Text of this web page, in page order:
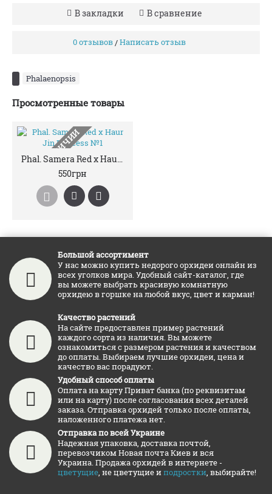
В закладки В сравнение
0 отзывов/Написать отзыв
Phalaenopsis
Просмотренные товары
НЕТ В НАЛИЧИИ
Phal. Samera Red x Haur Jin Princess №1
550грн
Большой ассортимент
У нас можно купить недорого орхидеи онлайн из
всех уголков мира. Удобный сайт-каталог, где
вы можете выбрать красивую комнатную
орхидею в горшке на любой вкус, цвет и карман!
Качество растений
На сайте предоставлен пример растений
каждого сорта из наличия. Вы можете
ознакомиться с размером растения и качеством
до оплаты. Выбираем лучшие орхидеи, цена и
качество вас порадуют.
Удобный способ оплаты
Оплата на карту Приват банка (по реквизитам
или на карту) после согласования всех деталей
заказа. Отправка орхидей только после оплаты,
наложенного платежа нет.
Отправка по всей Украине
Надежная упаковка, доставка почтой,
перевозчиком Новая почта Киев и вся
Украина. Продажа орхидей в интернете -
цветущие, не цветущие иподростки, выбирайте!